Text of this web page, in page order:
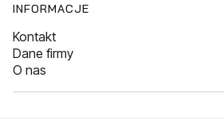
INFORMACJE
Kontakt
Dane firmy
O nas